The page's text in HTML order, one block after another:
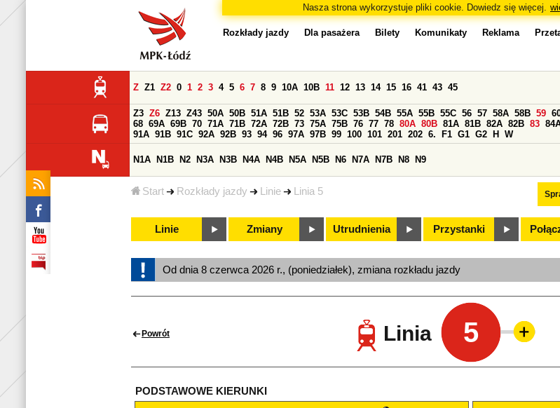
Nasza strona wykorzystuje pliki cookie. Dowiedz się więcej.
Start Rozkłady jazdy Linie Linia 5
Rozkłady jazdy Dla pasażera Bilety Komunikaty Reklama
Z Z1 Z2 0 1 2 3 4 5 6 7 8 9 10A 10B 11 12 13 14 15 16 41 43 45
Z3 Z6 Z13 Z43 50A 50B 51A 51B 52 53A 53C 53B 54B 55A 55B 55C 56 57 58A 58B 59
68 69A 69B 70 71A 71B 72A 72B 73 75A 75B 76 77 78 80A 80B 81A 81B 82A 82B 83
91A 91B 91C 92A 92B 93 94 96 97A 97B 99 100 101 201 202 6. F1 G1 G2 H W
N1A N1B N2 N3A N3B N4A N4B N5A N5B N6 N7A N7B N8 N9
Linie Zmiany Utrudnienia Przystanki
Od dnia 8 czerwca 2026 r., (poniedziałek), zmiana rozkładu jazdy
Powrót Linia 5
PODSTAWOWE KIERUNKI